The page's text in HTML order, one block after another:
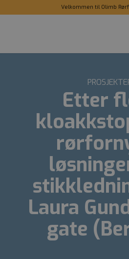
Velkommen til Olimb
Etter
Laura
gate